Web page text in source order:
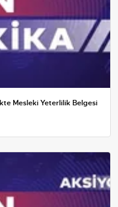
Mesleki Yeterlilik Belgesi